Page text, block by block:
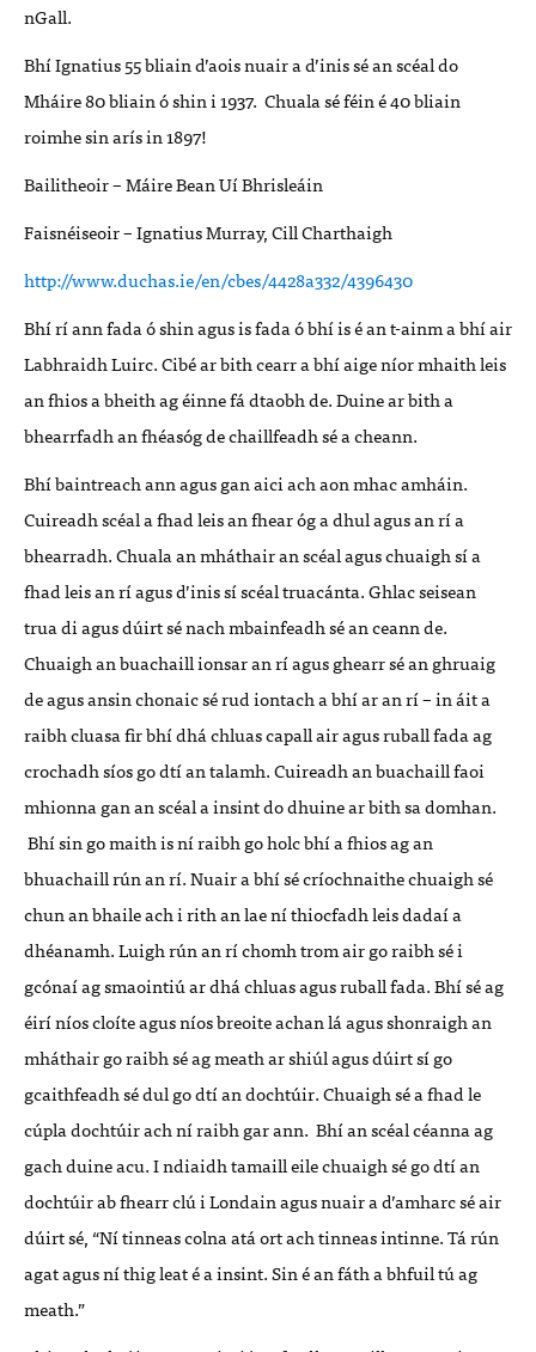
nGall.
Bhí Ignatius 55 bliain d’aois nuair a d’inis sé an scéal do
Mháire 80 bliain ó shin i 1937. Chuala sé féin é 40 bliain
roimhe sin arís in 1897!
Bailitheoir – Máire Bean Uí Bhrisleáin
Faisnéiseoir – Ignatius Murray, Cill Charthaigh
http://www.duchas.ie/en/cbes/4428a332/4396430
Bhí rí ann fada ó shin agus is fada ó bhí is é an t-ainm a bhí air
Labhraidh Luirc. Cibé ar bith cearr a bhí aige níor mhaith leis
an fhios a bheith ag éinne fá dtaobh de. Duine ar bith a
bhearrfadh an fhéasóg de chaillfeadh sé a cheann.
Bhí baintreach ann agus gan aici ach aon mhac amháin.
Cuireadh scéal a fhad leis an fhear óg a dhul agus an rí a
bhearradh. Chuala an mháthair an scéal agus chuaigh sí a
fhad leis an rí agus d’inis sí scéal truacánta. Ghlac seisean
trua di agus dúirt sé nach mbainfeadh sé an ceann de.
Chuaigh an buachaill ionsar an rí agus ghearr sé an ghruaig
de agus ansin chonaic sé rud iontach a bhí ar an rí – in áit a
raibh cluasa fir bhí dhá chluas capall air agus ruball fada ag
crochadh síos go dtí an talamh. Cuireadh an buachaill faoi
mhionna gan an scéal a insint do dhuine ar bith sa domhan.
Bhí sin go maith is ní raibh go holc bhí a fhios ag an
bhuachaill rún an rí. Nuair a bhí sé críochnaithe chuaigh sé
chun an bhaile ach i rith an lae ní thiocfadh leis dadaí a
dhéanamh. Luigh rún an rí chomh trom air go raibh sé i
gcónaí ag smaointiú ar dhá chluas agus ruball fada. Bhí sé ag
éirí níos cloíte agus níos breoite achan lá agus shonraigh an
mháthair go raibh sé ag meath ar shiúl agus dúirt sí go
gcaithfeadh sé dul go dtí an dochtúir. Chuaigh sé a fhad le
cúpla dochtúir ach ní raibh gar ann. Bhí an scéal céanna ag
gach duine acu. I ndiaidh tamaill eile chuaigh sé go dtí an
dochtúir ab fhearr clú i Londain agus nuair a d’amharc sé air
dúirt sé, “Ní tinneas colna atá ort ach tinneas intinne. Tá rún
agat agus ní thig leat é a insint. Sin é an fáth a bhfuil tú ag
meath.”